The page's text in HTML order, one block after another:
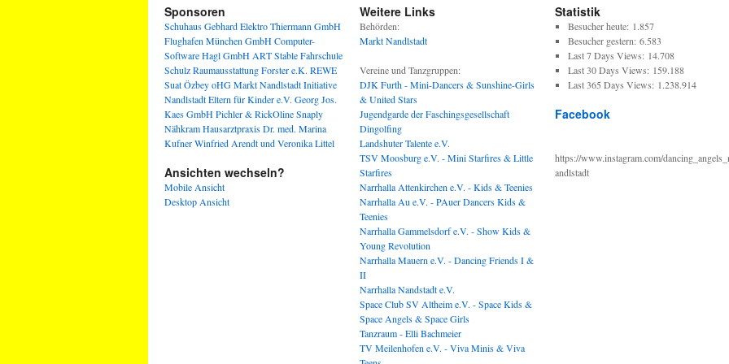
Sponsoren
Schuhaus GebhardElektro Thiermann GmbH
Flughafen München GmbHComputer-
Software Hagl GmbH ART StableFahrschule
SchulzRaumausstattung Forster e.K. REWE
Suat Özbey oHGMarkt NandlstadtInitiative
Nandlstadt Eltern für Kinder e.V. Georg Jos.
Kaes GmbHPichler & RickOlineSnaply
NähkramHausarztpraxis Dr. med. Marina
KufnerWinfried Arendt und Veronika Littel
Ansichten wechseln?
Mobile Ansicht
Desktop Ansicht
Weitere Links
Behörden:
Markt Nandlstadt
Vereine und Tanzgruppen:
DJK Furth - Mini-Dancers & Sunshine-Girls
& United Stars
Jugendgarde der Faschingsgesellschaft
Dingolfing
Landshuter Talente e.V.
TSV Moosburg e.V. - Mini Starfires & Little
Starfires
Narrhalla Attenkirchen e.V. - Kids & Teenies
Narrhalla Au e.V. - PAuer Dancers Kids &
Teenies
Narrhalla Gammelsdorf e.V. - Show Kids &
Young Revolution
Narrhalla Mauern e.V. - Dancing Friends I &
II
Narrhalla Nandstadt e.V.
Space Club SV Altheim e.V. - Space Kids &
Space Angels & Space Girls
Tanzraum - Elli Bachmeier
TV Meilenhofen e.V. - Viva Minis & Viva
Statistik
Besucher heute: 1.857
Besucher gestern: 6.583
Last 7 Days Views: 14.708
Last 30 Days Views: 159.188
Last 365 Days Views: 1.238.914
Facebook
https://www.instagram.com/
andlstadt